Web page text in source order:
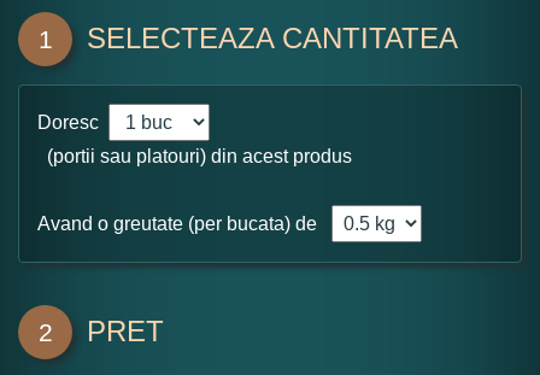
1 SELECTEAZA CANTITATEA
Doresc
(portii sau platouri) din acest produs
Avand o greutate (per bucata) de
2 PRET